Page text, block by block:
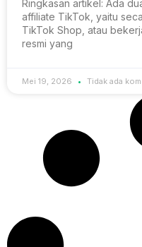
Ringkasan artikel: Ada
affiliate TikTok, yaitu
TikTok Shop, atau
resmi yang
Mei 19, 2026 Tidak ada